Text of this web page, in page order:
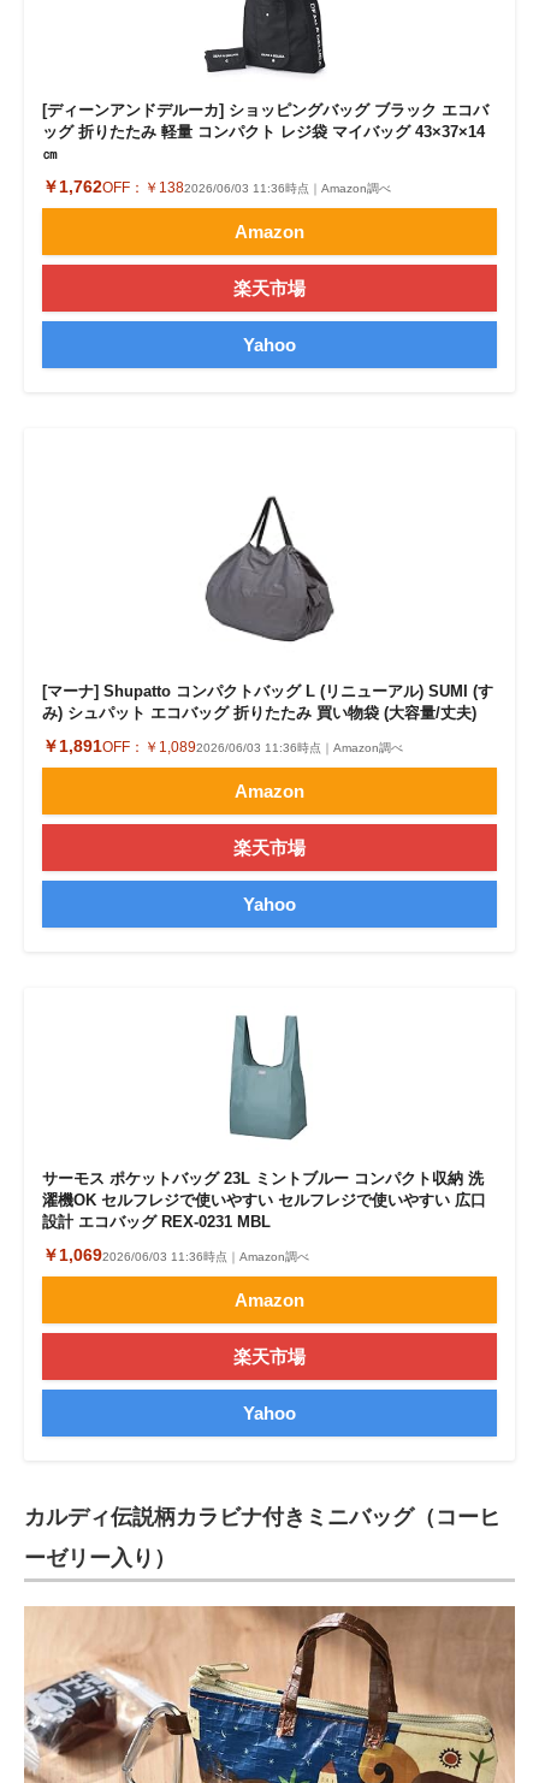
[ディーンアンドデルーカ] ショッピングバッグ ブラック エコバ
ッグ 折りたたみ 軽量 コンパクト レジ袋 マイバッグ 43×37×14
㎝
￥1,762OFF： ￥1382026/06/03 11:36時点｜Amazon調べ
Amazon
楽天市場
Yahoo
[マーナ] Shupatto コンパクトバッグ L (リニューアル) SUMI (す
み) シュパット エコバッグ 折りたたみ 買い物袋 (大容量/丈夫)
￥1,891OFF： ￥1,0892026/06/03 11:36時点｜Amazon調べ
Amazon
楽天市場
Yahoo
サーモス ポケットバッグ 23L ミントブルー コンパクト収納 洗
濯機OK セルフレジで使いやすい セルフレジで使いやすい 広口
設計 エコバッグ REX-0231 MBL
￥1,0692026/06/03 11:36時点｜Amazon調べ
Amazon
楽天市場
Yahoo
カルディ伝説柄カラビナ付きミニバッグ（コーヒ
ーゼリー入り）